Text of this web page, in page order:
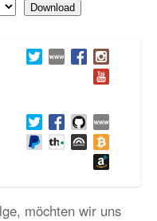
Download
möchten wir uns